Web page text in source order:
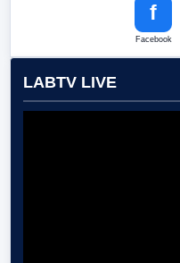
f
Facebook
LABTV LIVE